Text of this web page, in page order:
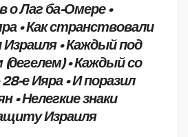
о Лаг ба-Омере •
• Как странствовали
Израиля • Каждый под
• Каждый со
е Ияра • И поразил
• Нелегкие знаки
Израиля